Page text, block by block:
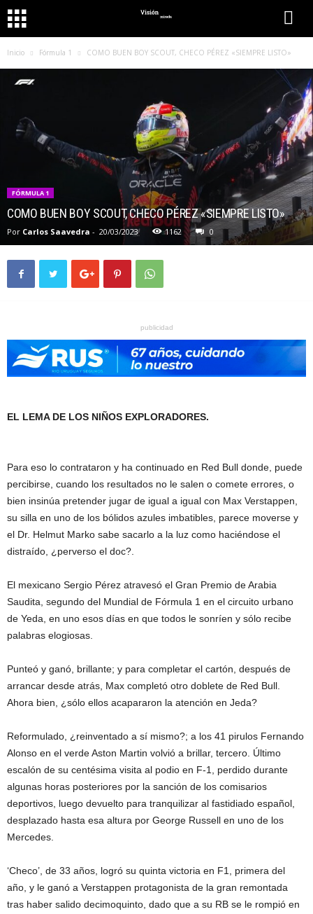
Inicio Fórmula 1 COMO BUEN BOY SCOUT, CHECO PÉREZ «SIEMPRE LISTO»
FÓRMULA 1
COMO BUEN BOY SCOUT, CHECO PÉREZ «SIEMPRE LISTO»
Por Carlos Saavedra - 20/03/2023 1162 0
publicidad
EL LEMA DE LOS NIÑOS EXPLORADORES.
Para eso lo contrataron y ha continuado en Red Bull donde, puede
percibirse, cuando los resultados no le salen o comete errores, o
bien insinúa pretender jugar de igual a igual con Max Verstappen,
su silla en uno de los bólidos azules imbatibles, parece moverse y
el Dr. Helmut Marko sabe sacarlo a la luz como haciéndose el
distraído, ¿perverso el doc?.
El mexicano Sergio Pérez atravesó el Gran Premio de Arabia
Saudita, segundo del Mundial de Fórmula 1 en el circuito urbano
de Yeda, en uno esos días en que todos le sonríen y sólo recibe
palabras elogiosas.
Punteó y ganó, brillante; y para completar el cartón, después de
arrancar desde atrás, Max completó otro doblete de Red Bull.
Ahora bien, ¿sólo ellos acapararon la atención en Jeda?
Reformulado, ¿reinventado a sí mismo?; a los 41 pirulos Fernando
Alonso en el verde Aston Martin volvió a brillar, tercero. Último
escalón de su centésima visita al podio en F-1, perdido durante
algunas horas posteriores por la sanción de los comisarios
deportivos, luego devuelto para tranquilizar al fastidiado español,
desplazado hasta esa altura por George Russell en uno de los
Mercedes.
‘Checo’, de 33 años, logró su quinta victoria en F1, primera del
año, y le ganó a Verstappen protagonista de la gran remontada
tras haber salido decimoquinto, dado que a su RB se le rompió en